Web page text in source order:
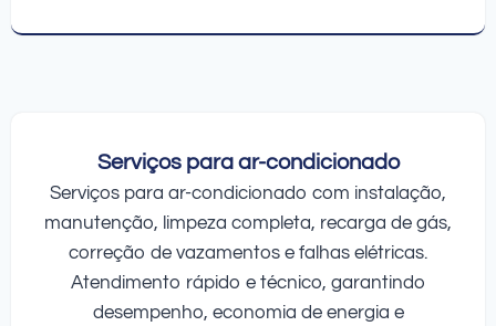
Serviços para ar-condicionado
Serviços para ar-condicionado com instalação,
manutenção, limpeza completa, recarga de gás,
correção de vazamentos e falhas elétricas.
Atendimento rápido e técnico, garantindo
desempenho, economia de energia e